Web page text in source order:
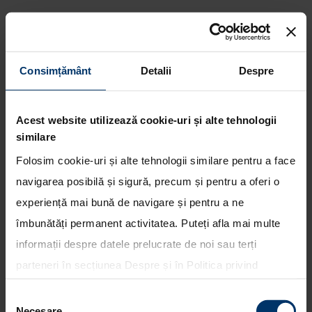
Consimțământ Detalii Despre
Acest website utilizează cookie-uri și alte tehnologii
similare
Folosim cookie-uri și alte tehnologii similare pentru a face
navigarea posibilă și sigură, precum și pentru a oferi o
experiență mai bună de navigare și pentru a ne
îmbunătăți permanent activitatea. Puteți afla mai multe
informații despre datele prelucrate de noi sau terți
parteneri în secțiunea Despre și în Politica privind
toate cookie-urile, una sau mai multe categorii sau să
Hyundai prezinta modelul
concept electric „Prophecy”